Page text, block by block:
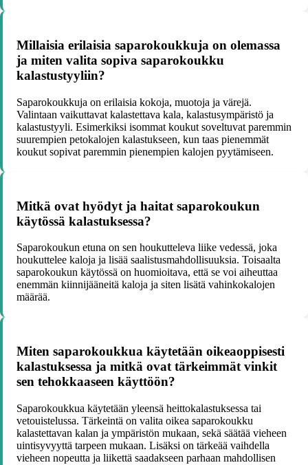
Millaisia erilaisia saparokoukkuja on olemassa
ja miten valita sopiva saparokoukku
kalastustyyliin?
Saparokoukkuja on erilaisia kokoja, muotoja ja värejä.
Valintaan vaikuttavat kalastettava kala, kalastusympäristö ja
kalastustyyli. Esimerkiksi isommat koukut soveltuvat paremmin
suurempien petokalojen kalastukseen, kun taas pienemmät
koukut sopivat paremmin pienempien kalojen pyytämiseen.
Mitkä ovat hyödyt ja haitat saparokoukun
käytössä kalastuksessa?
Saparokoukun etuna on sen houkutteleva liike vedessä, joka
houkuttelee kaloja ja lisää saalistusmahdollisuuksia. Toisaalta
saparokoukun käytössä on huomioitava, että se voi aiheuttaa
enemmän kiinnijääneitä kaloja ja siten lisätä vahinkokalojen
määrää.
Miten saparokoukkua käytetään oikeaoppisesti
kalastuksessa ja mitkä ovat tärkeimmät vinkit
sen tehokkaaseen käyttöön?
Saparokoukkua käytetään yleensä heittokalastuksessa tai
vetouistelussa. Tärkeintä on valita oikea saparokoukku
kalastettavan kalan ja ympäristön mukaan, sekä säätää vieheen
uintisyvyyttä tarpeen mukaan. Lisäksi on tärkeää vaihdella
vieheen nopeutta ja liikettä saadakseen parhaan mahdollisen